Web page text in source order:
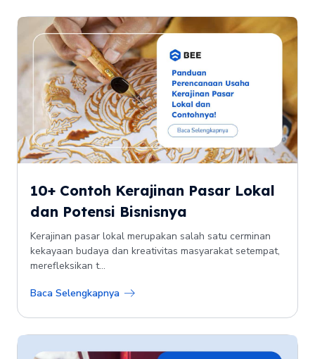
10+ Contoh Kerajinan Pasar Lokal
dan Potensi Bisnisnya
Kerajinan pasar lokal merupakan salah satu cerminan
kekayaan budaya dan kreativitas masyarakat setempat,
merefleksikan t...
Baca Selengkapnya